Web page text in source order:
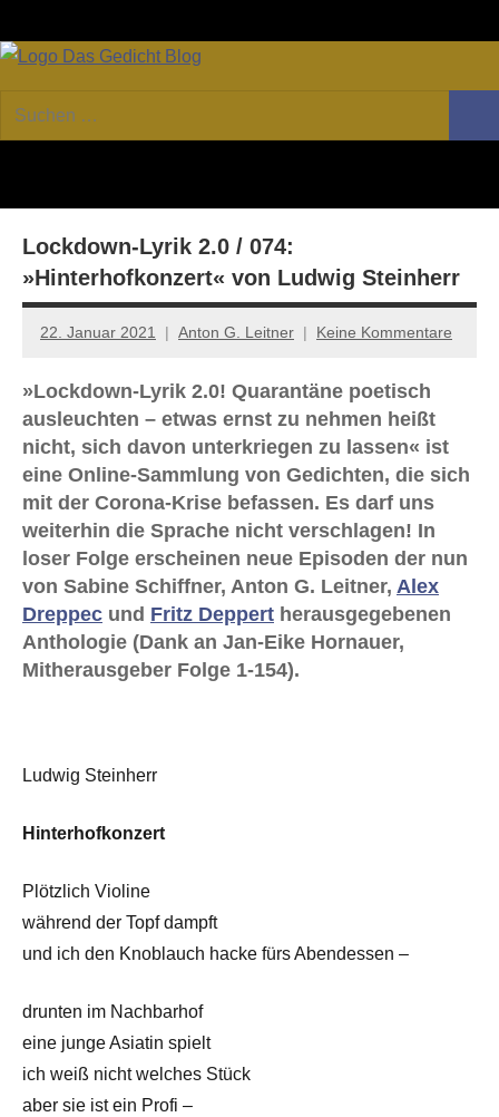
Inhalt
GEDICHT
Forum
von
Lyrik,
Essay
Suchen
nach:
Lockdown-Lyrik 2.0 / 074:
»Hinterhofkonzert« von Ludwig Steinherr
22. Januar 2021 Anton G. Leitner Keine Kommentare
»Lockdown-Lyrik 2.0! Quarantäne poetisch
ausleuchten – etwas ernst zu nehmen heißt
nicht, sich davon unterkriegen zu lassen« ist
eine Online-Sammlung von Gedichten, die sich
mit der Corona-Krise befassen. Es darf uns
weiterhin die Sprache nicht verschlagen! In
loser Folge erscheinen neue Episoden der nun
von Sabine Schiffner, Anton G. Leitner, Alex
Dreppec und Fritz Deppert herausgegebenen
Anthologie (Dank an Jan-Eike Hornauer,
Mitherausgeber Folge 1-154).
Ludwig Steinherr
Hinterhofkonzert
Plötzlich Violine
während der Topf dampft
und ich den Knoblauch hacke fürs Abendessen –
drunten im Nachbarhof
eine junge Asiatin spielt
ich weiß nicht welches Stück
aber sie ist ein Profi –